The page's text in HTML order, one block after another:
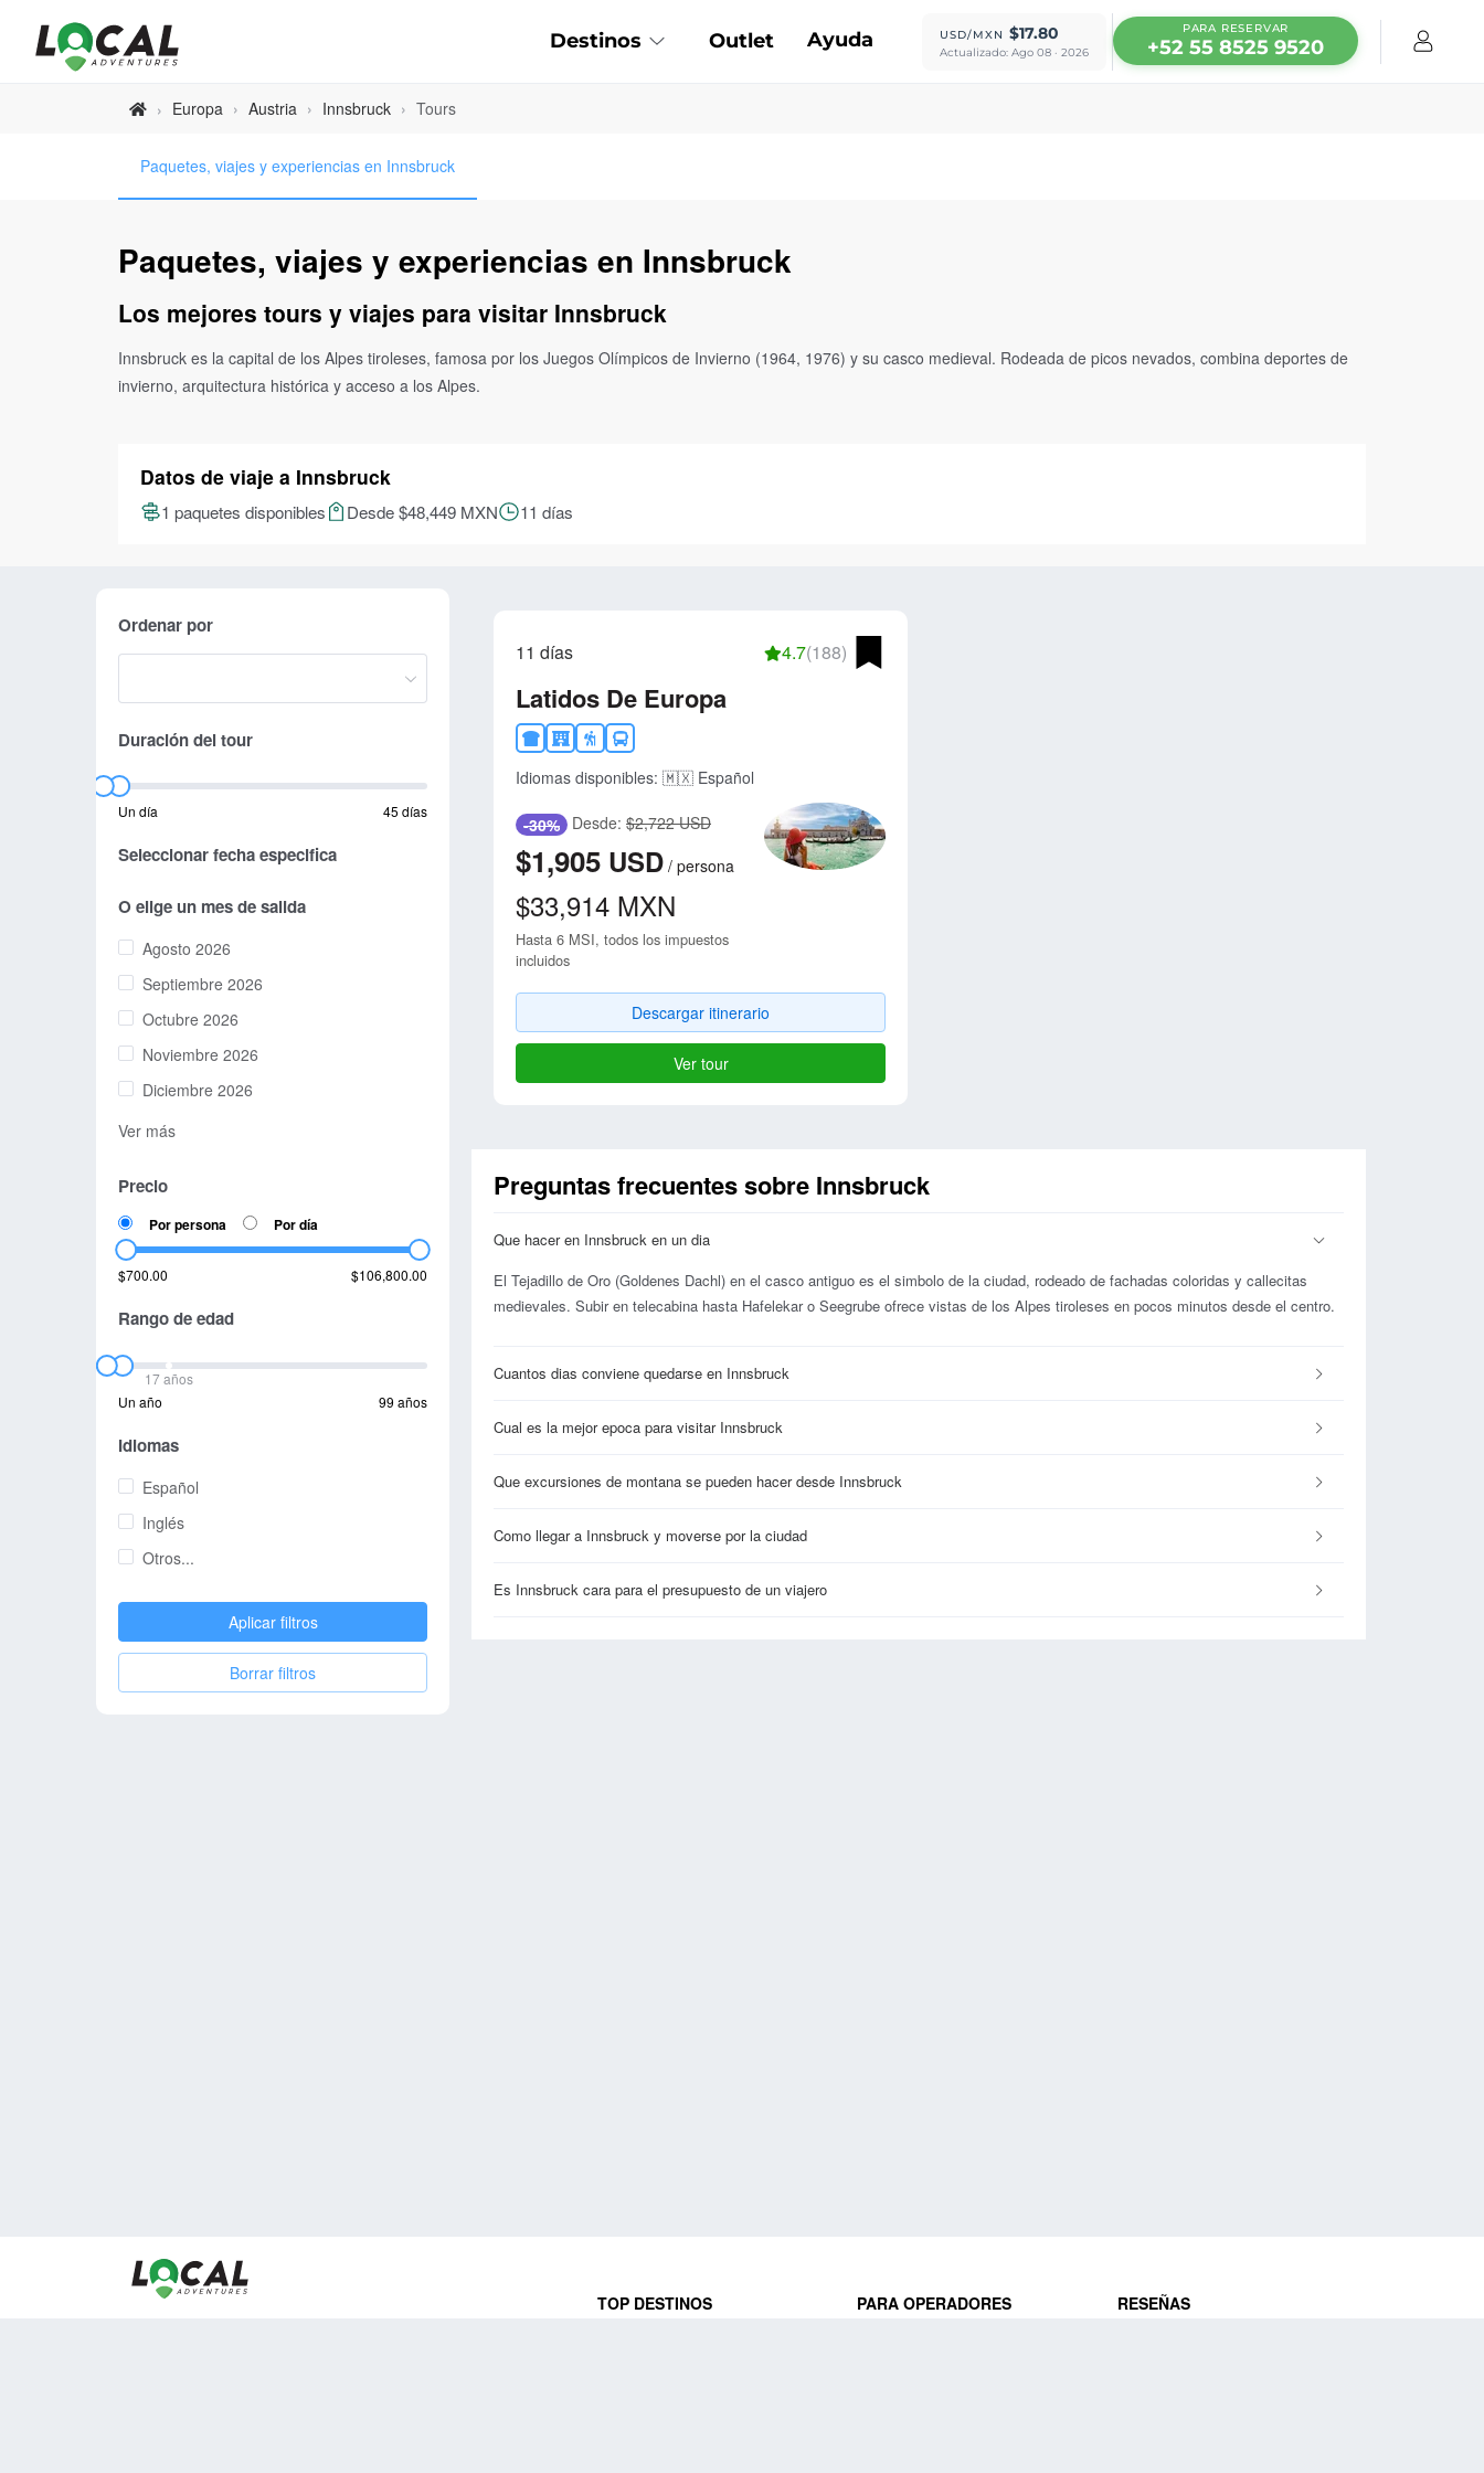
Destinos Outlet Ayuda USD/MXN $17.80
Actualizado: Ago 08 · 2026
PARA RESERVAR
+52 55 8525 9520
› Europa › Austria › Innsbruck › Tours
Paquetes, viajes y experiencias en Innsbruck
Paquetes, viajes y experiencias en Innsbruck
Los mejores tours y viajes para visitar Innsbruck
Innsbruck es la capital de los Alpes tiroleses, famosa por los Juegos Olímpicos de Invierno (1964, 1976) y su casco medieval. Rodeada de picos nevados, combina deportes de
invierno, arquitectura histórica y acceso a los Alpes.
Datos de viaje a Innsbruck
1 paquetes disponibles Desde $48,449 MXN 11 días
Ordenar por
Duración del tour
Un día 45 días
Seleccionar fecha especifica
O elige un mes de salida
Agosto 2026
Septiembre 2026
Octubre 2026
Noviembre 2026
Diciembre 2026
Ver más
Precio
Por persona Por día
$700.00 $106,800.00
Rango de edad
17 años
Un año
99 años
Idiomas
Español
Inglés
Otros...
Aplicar filtros
Borrar filtros
11 días 4.7(188)
Latidos De Europa
Idiomas disponibles: 🇲🇽 Español
-30% Desde: $2,722 USD
$1,905 USD / persona
$33,914 MXN
Hasta 6 MSI, todos los impuestos
incluidos
Descargar itinerario
Ver tour
Preguntas frecuentes sobre Innsbruck
Que hacer en Innsbruck en un dia
El Tejadillo de Oro (Goldenes Dachl) en el casco antiguo es el simbolo de la ciudad, rodeado de fachadas coloridas y callecitas
medievales. Subir en telecabina hasta Hafelekar o Seegrube ofrece vistas de los Alpes tiroleses en pocos minutos desde el centro.
Cuantos dias conviene quedarse en Innsbruck
Cual es la mejor epoca para visitar Innsbruck
Que excursiones de montana se pueden hacer desde Innsbruck
Como llegar a Innsbruck y moverse por la ciudad
Es Innsbruck cara para el presupuesto de un viajero
TOP DESTINOS PARA OPERADORES RESEÑAS